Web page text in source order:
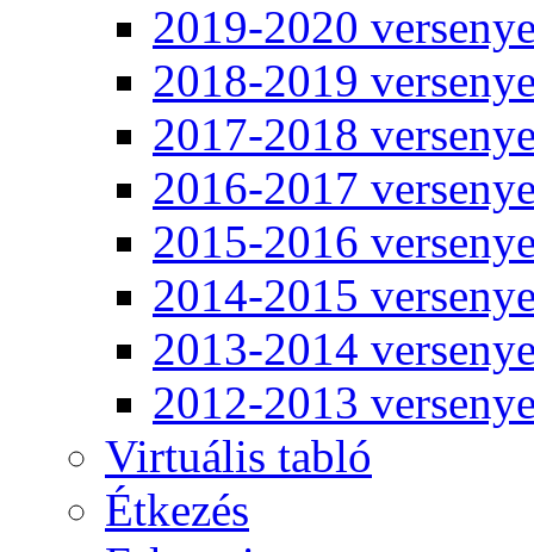
2019-2020
2018-2019
2017-2018
2016-2017
2015-2016
2014-2015
2013-2014
2012-2013
Virtuális tabló
Étkezés